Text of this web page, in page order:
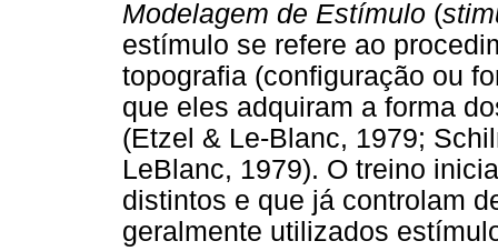
Modelagem de Estímulo (
estímulo se refere ao
topografia (configuração ou
que eles adquiram a forma
(Etzel & Le-Blanc, 1979;
LeBlanc, 1979). O treino
distintos e que já controlam
geralmente utilizados